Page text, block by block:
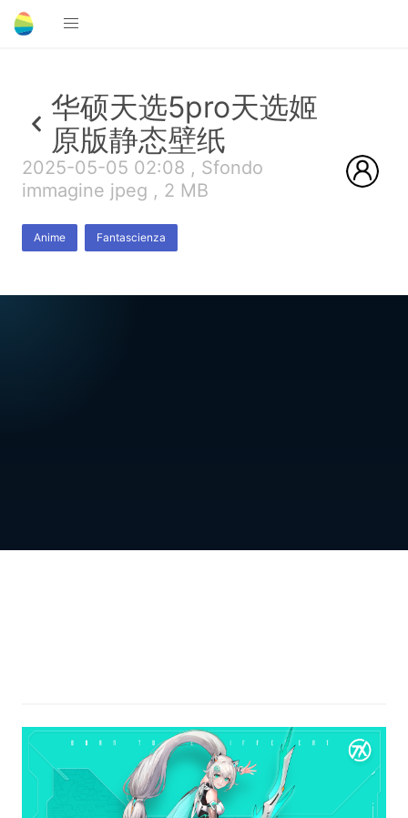
华硕天选5pro天选姬
原版静态壁纸
2025-05-05 02:08 , Sfondo
immagine jpeg , 2 MB
Anime Fantascienza